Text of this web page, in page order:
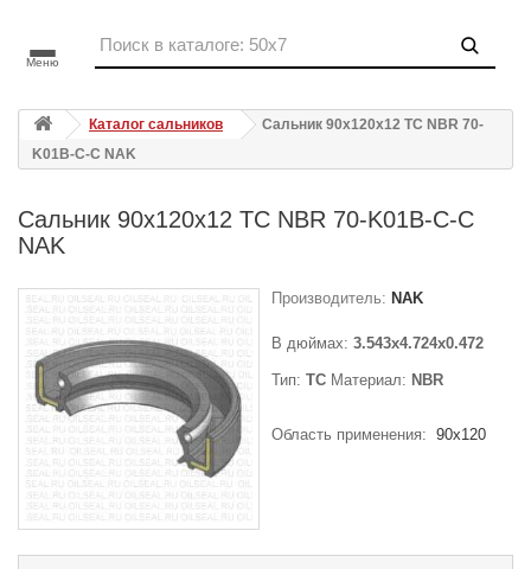
Меню
Каталог сальников
Сальник 90x120x12 TC NBR 70-
K01B-C-C NAK
Сальник 90x120x12 TC NBR 70-K01B-C-C
NAK
Производитель: NAK
В дюймах: 3.543x4.724x0.472
Тип: TC Материал: NBR
Область применения: 90x120